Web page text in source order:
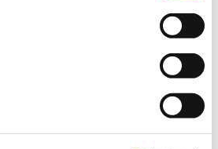
Ofr. e.V.